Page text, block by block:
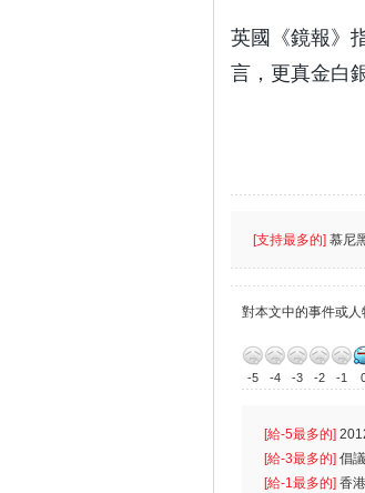
英國《鏡報》
言，更真金白
[支持最多的] 慕尼
對本文中的事件或人
-5 -4 -3 -2 -1
[給-5最多的]
首位
[給-3最多的] 倡
生
[給-1最多的] 香